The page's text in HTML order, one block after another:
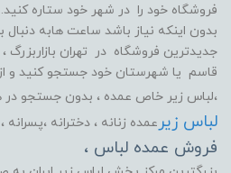
فروشگاه خود را در شهر خود ستاره
بدون اینکه نیاز باشد ساعت هابه دنبال
جدیدترین فروشگاه در تهران بازاربزرگ ،
قاسم یا شهرستان خود جستجو کنید و از
،لباس زیر خاص عمده ، بدون جستجو در
لباس زیر عمده زنانه ، دخترانه ،پسرانه
فروش عمده لباس ،